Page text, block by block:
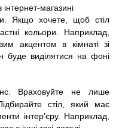
Якщо хочете, щоб стіл
кольори. Наприклад,
акцентом в кімнаті зі
буде виділятися на фоні
Враховуйте не лише
стіл, який має
інтер'єру. Наприклад,